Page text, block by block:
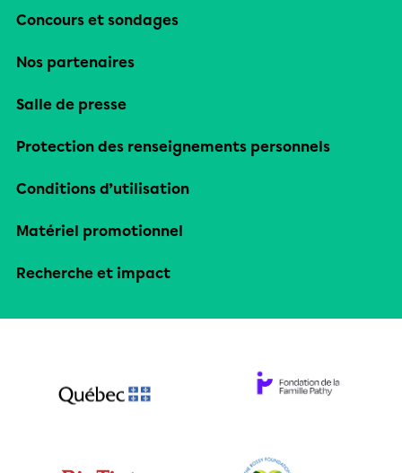
Concours et sondages
Nos partenaires
Salle de presse
Protection des renseignements personnels
Conditions d’utilisation
Matériel promotionnel
Recherche et impact